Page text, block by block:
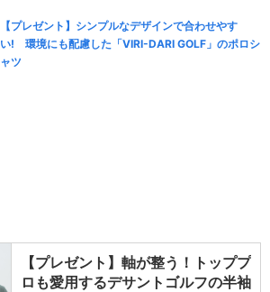
【プレゼント】シンプルなデザインで合わせやす
い! 環境にも配慮した「VIRI-DARI GOLF」のポロシ
ャツ
【プレゼント】軸が整う！トッププ
ロも愛用するデサントゴルフの半袖